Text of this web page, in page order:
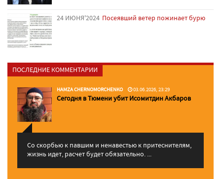
24 ИЮНЯ'2024 Посеявший ветер пожинает бурю
ПОСЛЕДНИЕ КОММЕНТАРИИ
HAMZA CHERNOMORCHENKO 03.06.2026, 23:29
Сегодня в Тюмени убит Исомитдин Акбаров
Со скорбью к павшим и ненавестью к притеснителям,
жизнь идет, расчет будет обязательно. ...